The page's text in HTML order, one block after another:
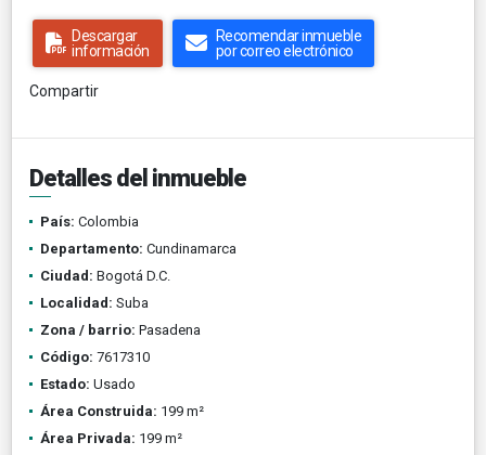
Descargar
información
Recomendar inmueble
por correo electrónico
Compartir
Detalles del inmueble
País: Colombia
Departamento: Cundinamarca
Ciudad: Bogotá D.C.
Localidad: Suba
Zona / barrio: Pasadena
Código: 7617310
Estado: Usado
Área Construida: 199 m²
Área Privada: 199 m²